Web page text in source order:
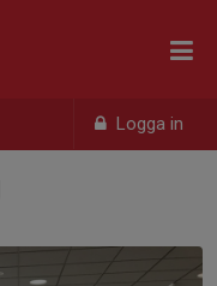
Logga in